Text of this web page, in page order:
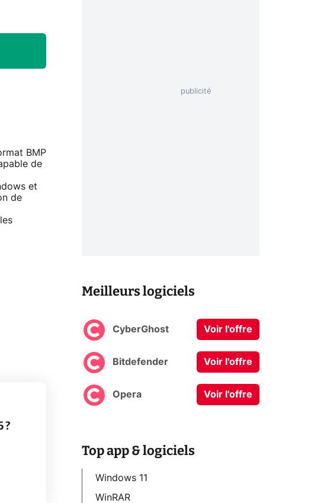
BMP
de
et
de
?
Meilleurs logiciels
CyberGhost Voir l'offre
Bitdefender Voir l'offre
Opera Voir l'offre
Top app & logiciels
Windows 11
WinRAR